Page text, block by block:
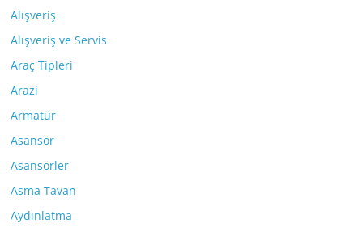
Alışveriş
Alışveriş ve Servis
Araç Tipleri
Arazi
Armatür
Asansör
Asansörler
Asma Tavan
Aydınlatma